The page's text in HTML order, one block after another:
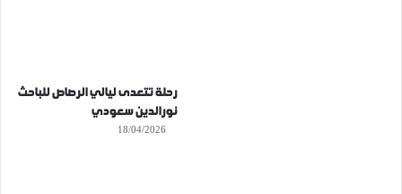
رحلة تتعدى ليالي الرصاص للباحث
نورالدين سعودي
18/04/2026